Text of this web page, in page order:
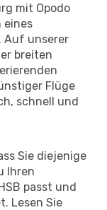
mit Opodo
eines
Auf unserer
breiten
Flüge
schnell und
Sie diejenige
Ihren
passt und
Lesen Sie